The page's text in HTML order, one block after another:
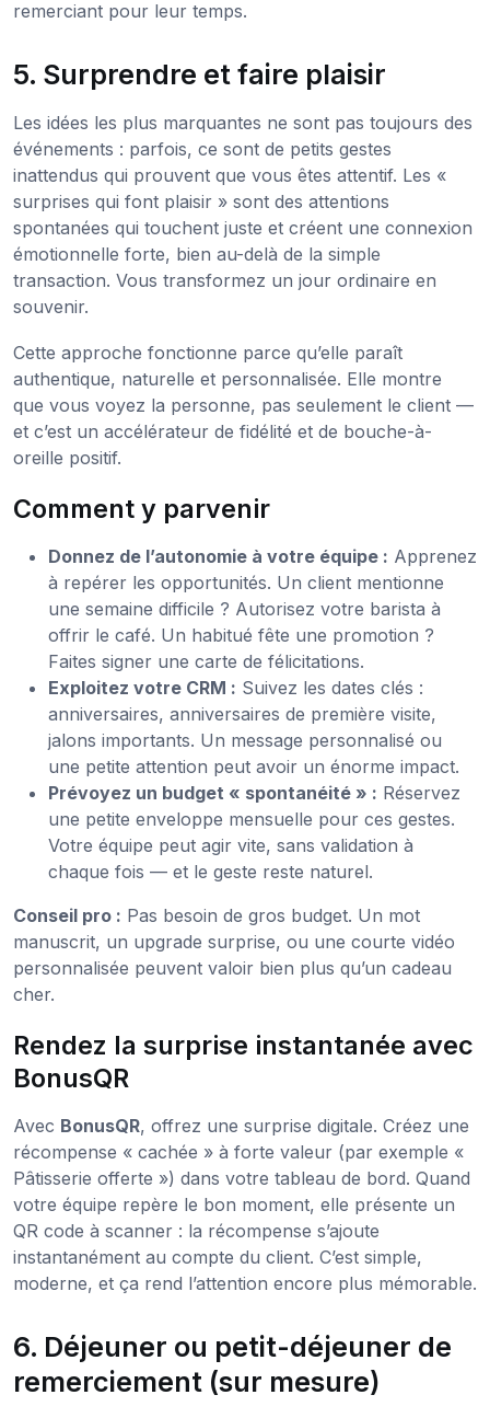
remerciant pour leur temps.
5. Surprendre et faire plaisir
Les idées les plus marquantes ne sont pas toujours des
événements : parfois, ce sont de petits gestes
inattendus qui prouvent que vous êtes attentif. Les «
surprises qui font plaisir » sont des attentions
spontanées qui touchent juste et créent une connexion
émotionnelle forte, bien au-delà de la simple
transaction. Vous transformez un jour ordinaire en
souvenir.
Cette approche fonctionne parce qu’elle paraît
authentique, naturelle et personnalisée. Elle montre
que vous voyez la personne, pas seulement le client —
et c’est un accélérateur de fidélité et de bouche-à-
oreille positif.
Comment y parvenir
Donnez de l’autonomie à votre équipe : Apprenez
à repérer les opportunités. Un client mentionne
une semaine difficile ? Autorisez votre barista à
offrir le café. Un habitué fête une promotion ?
Faites signer une carte de félicitations.
Exploitez votre CRM : Suivez les dates clés :
anniversaires, anniversaires de première visite,
jalons importants. Un message personnalisé ou
une petite attention peut avoir un énorme impact.
Prévoyez un budget « spontanéité » : Réservez
une petite enveloppe mensuelle pour ces gestes.
Votre équipe peut agir vite, sans validation à
chaque fois — et le geste reste naturel.
Conseil pro : Pas besoin de gros budget. Un mot
manuscrit, un upgrade surprise, ou une courte vidéo
personnalisée peuvent valoir bien plus qu’un cadeau
cher.
Rendez la surprise instantanée avec
BonusQR
Avec BonusQR, offrez une surprise digitale. Créez une
récompense « cachée » à forte valeur (par exemple «
Pâtisserie offerte ») dans votre tableau de bord. Quand
votre équipe repère le bon moment, elle présente un
QR code à scanner : la récompense s’ajoute
instantanément au compte du client. C’est simple,
moderne, et ça rend l’attention encore plus mémorable.
6. Déjeuner ou petit-déjeuner de
remerciement (sur mesure)